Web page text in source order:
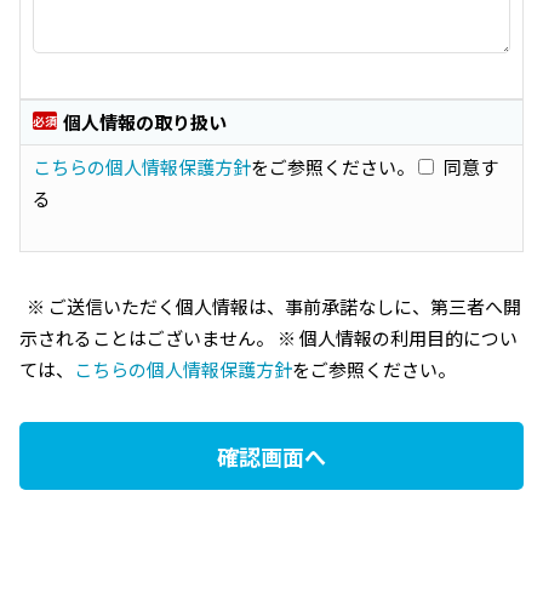
必須 個人情報の取り扱い
こちらの個人情報保護方針をご参照ください。
同意す
る
※ ご送信いただく個人情報は、事前承諾なしに、第三者へ開
示されることはございません。 ※ 個人情報の利用目的につい
ては、 こちらの個人情報保護方針をご参照ください。